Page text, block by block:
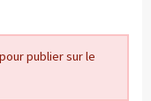
pour publier sur le